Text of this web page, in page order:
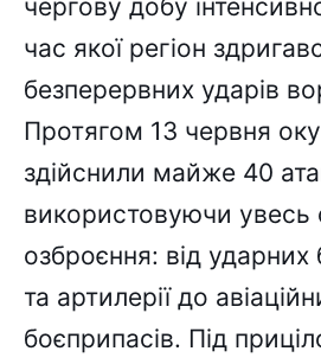
чергову добу
час якої регіон
безперервних ударів
Протягом 13 червня
здійснили майже 40
використовуючи увесь
озброєння: від ударних
та артилерії до
боєприпасів. Під